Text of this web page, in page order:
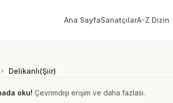
Ana SayfaSanatçılarA-Z Dizin
chevron_right Delikanlı(Şiir)
oku! Çevrimdışı erişim ve daha fazlası.